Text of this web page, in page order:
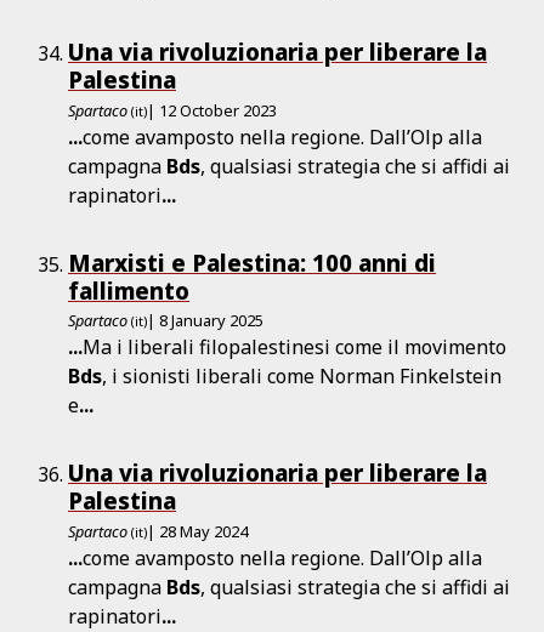
Una via rivoluzionaria per liberare la
Palestina
Spartaco (it)| 12 October 2023
...come avamposto nella regione. Dall’Olp alla
campagna Bds, qualsiasi strategia che si affidi ai
rapinatori...
Marxisti e Palestina: 100 anni di
fallimento
Spartaco (it)| 8 January 2025
...Ma i liberali filopalestinesi come il movimento
Bds, i sionisti liberali come Norman Finkelstein
e...
Una via rivoluzionaria per liberare la
Palestina
Spartaco (it)| 28 May 2024
...come avamposto nella regione. Dall’Olp alla
campagna Bds, qualsiasi strategia che si affidi ai
rapinatori...